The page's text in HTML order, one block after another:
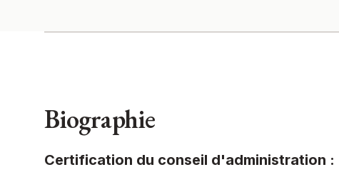
Biographie
Certification du conseil d'administration :